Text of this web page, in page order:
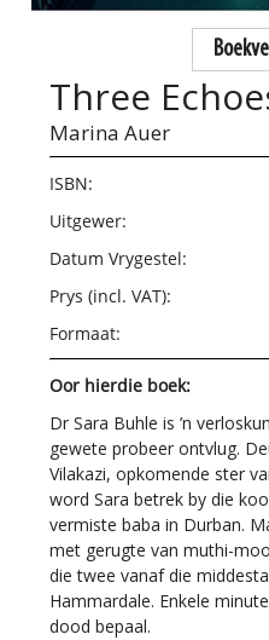
Three
Marina Auer
ISBN:
Uitgewer:
Datum Vrygestel:
Prys (incl. VAT):
Formaat:
Oor hierdie boek:
Dr Sara Buhle is ’n
gewete probeer ontvlug.
Vilakazi, opkomende ster
word Sara betrek by die
vermiste baba in Durban.
met gerugte van muthi-
die twee vanaf die
Hammardale. Enkele
dood bepaal.